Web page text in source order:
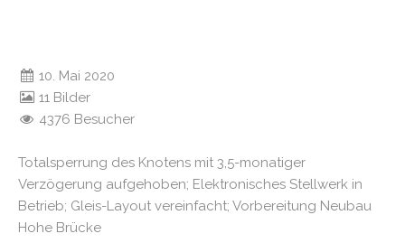
10. Mai 2020
11 Bilder
4376 Besucher
Totalsperrung des Knotens mit 3,5-monatiger
Verzögerung aufgehoben; Elektronisches Stellwerk in
Betrieb; Gleis-Layout vereinfacht; Vorbereitung Neubau
Hohe Brücke